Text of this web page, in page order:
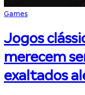
Games
Jogos
merecem
exaltados